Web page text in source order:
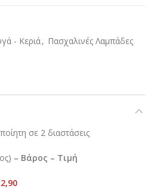
- Κεριά, Πασχαλινές Λαμπάδες
σε 2 διαστάσεις
– Βάρος – Τιμή